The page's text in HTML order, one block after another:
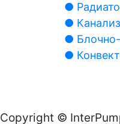
●
●
●
●
Copyright ©